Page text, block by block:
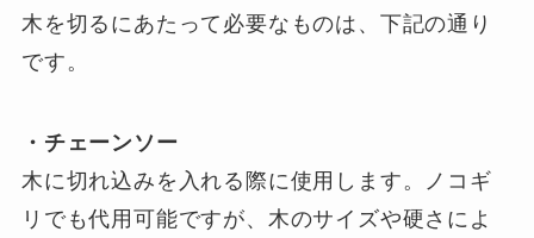
木を切るにあたって必要なものは、下記の通り
です。
・チェーンソー
木に切れ込みを入れる際に使用します。ノコギ
リでも代用可能ですが、木のサイズや硬さによ